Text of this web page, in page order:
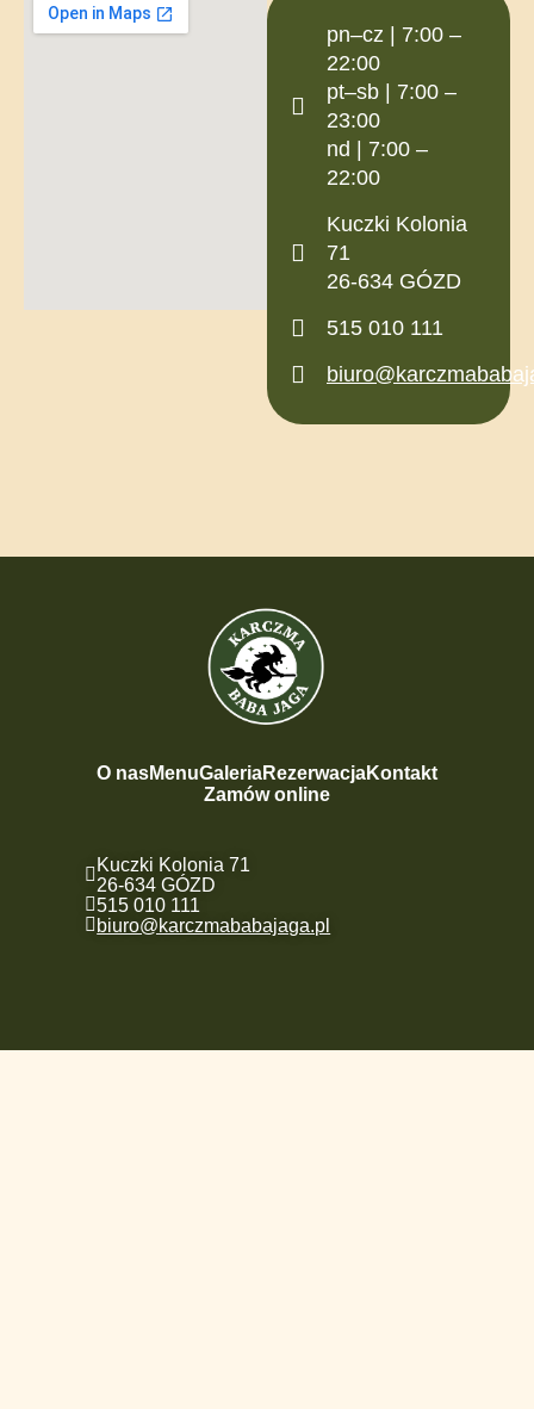
pn–cz | 7:00 –
22:00
pt–sb | 7:00 –
23:00
nd | 7:00 –
22:00
Kuczki Kolonia
71
26-634 GÓZD
515 010 111
O nasMenuGaleriaRezerwacjaKontakt
Zamów online
Kuczki Kolonia 71
26-634 GÓZD
515 010 111
biuro@karczmababajaga.pl